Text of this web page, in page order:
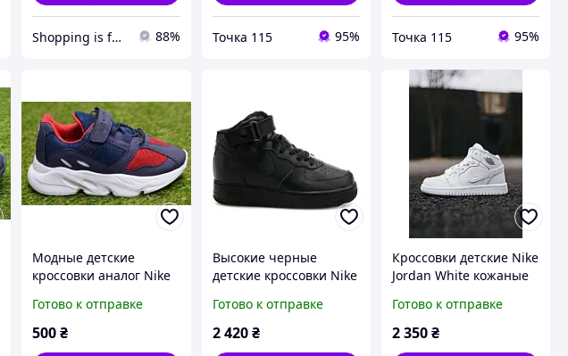
Shopping is fun 88% Точка 115 95% Точка 115 95%
Модные детские
кроссовки аналог Nike
синий красный р31
19.5 см
Готово к отправке
500₴
Высокие черные
детские кроссовки Nike
Готово к отправке
2 420 ₴
Кроссовки детские Nike
Jordan White кожаные
девочку стильные
удобные осень весна
Готово к отправке
2 350₴